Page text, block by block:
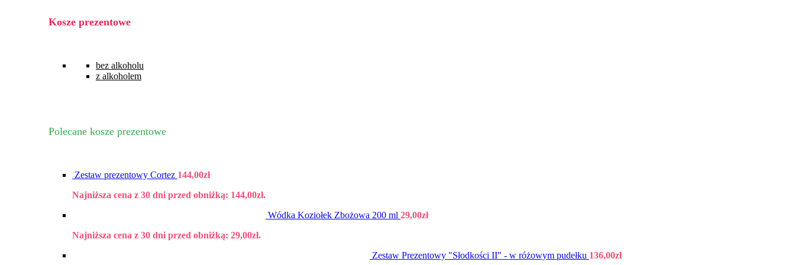
Kosze prezentowe
bez alkoholu
z alkoholem
Polecane kosze prezentowe
Zestaw prezentowy Cortez 144,00zł
Najniższa cena z 30 dni przed obniżką: 144,00zł.
Wódka Koziołek Zbożowa 200 ml 29,00zł
Najniższa cena z 30 dni przed obniżką: 29,00zł.
Zestaw Prezentowy "Słodkości II" - w różowym pudełku 136,00zł